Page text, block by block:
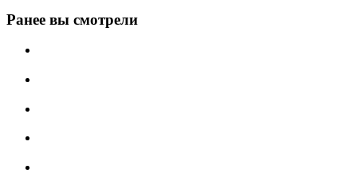
Ранее вы смотрели